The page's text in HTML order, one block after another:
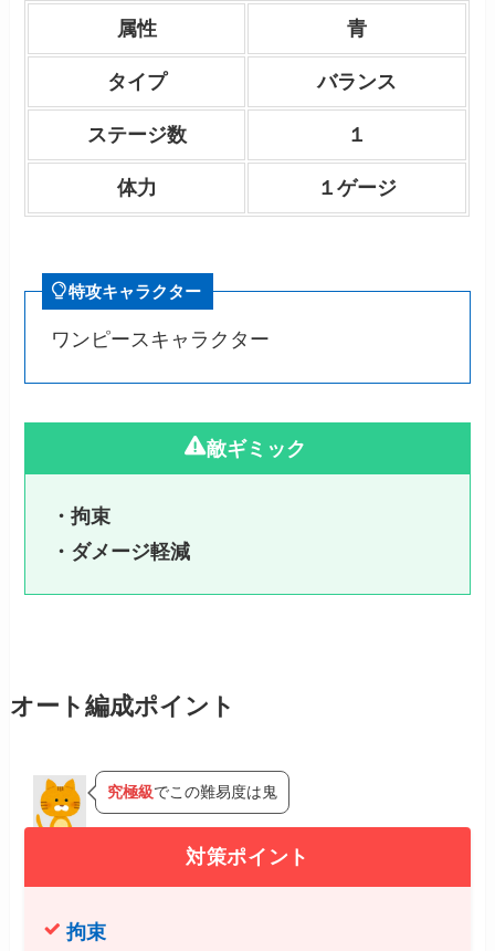
属性 青
タイプ バランス
ステージ数 １
体力 １ゲージ
特攻キャラクター
ワンピースキャラクター
敵ギミック
・拘束
・ダメージ軽減
オート編成ポイント
究極級でこの難易度は鬼
対策ポイント
拘束